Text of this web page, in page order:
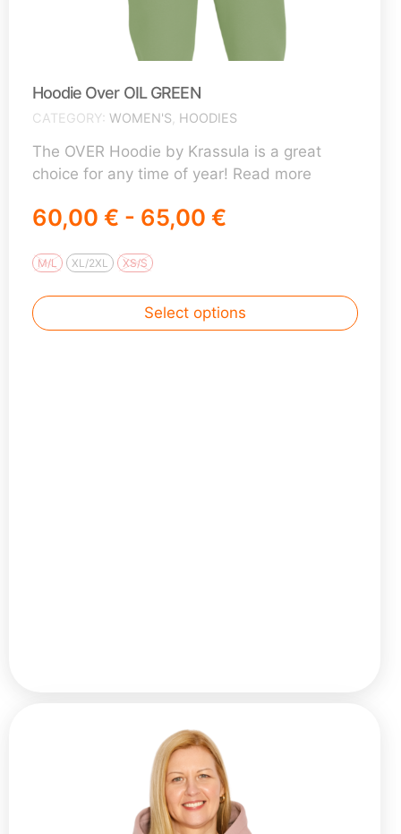
Hoodie Over OIL GREEN
CATEGORY WOMEN'S HOODIES
The OVER Hoodie by Krassula is a great
choice for any time of year! Read more
60,00 € - 65,00 €
M/L XL/2XL XS/S
Select options